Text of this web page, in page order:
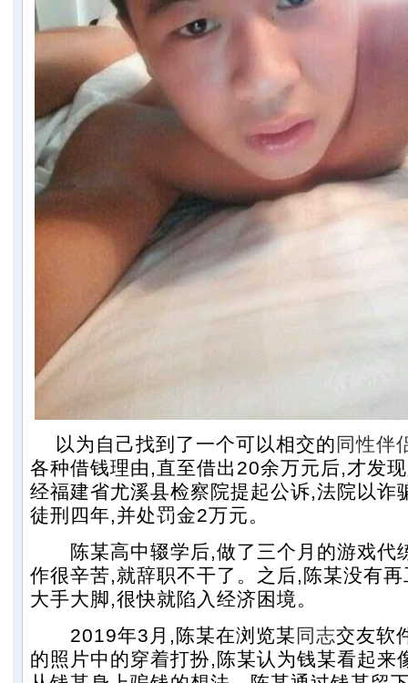
以为自己找到了一个可以相交的 同性伴
各种借钱理由,直至借出20余万元后,才发
经福建省尤溪县检察院提起公诉,法院以诈
徒刑四年,并处罚金2万元。
陈某高中辍学后,做了三个月的游戏代
作很辛苦,就辞职不干了。之后,陈某没有
大手大脚,很快就陷入经济困境。
2019年3月,陈某在浏览某 同志交友软
的照片中的穿着打扮,陈某认为钱某看起来